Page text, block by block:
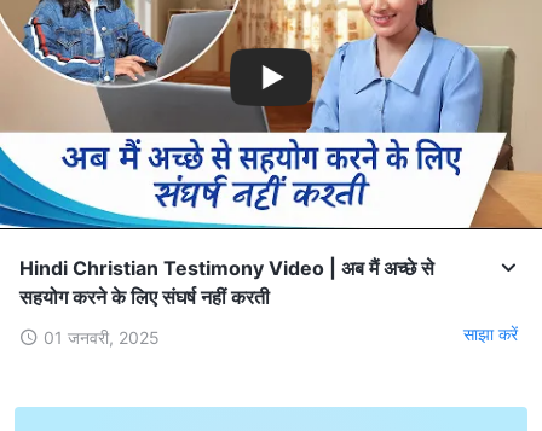
Hindi Christian Testimony Video | अब मैं अच्छे से
सहयोग करने के लिए संघर्ष नहीं करती
01 जनवरी, 2025 साझा करें